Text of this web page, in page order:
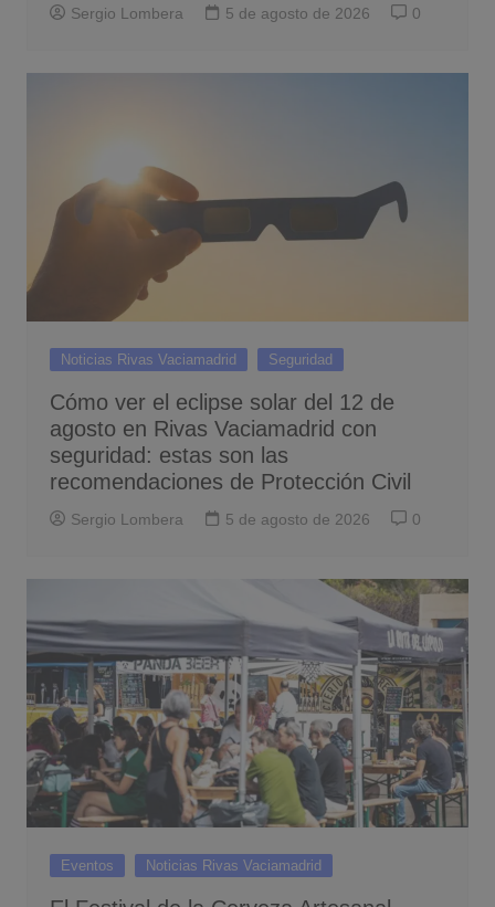
Sergio Lombera 5 de agosto de 2026 0
Noticias Rivas Vaciamadrid Seguridad
Cómo ver el eclipse solar del 12 de
agosto en Rivas Vaciamadrid con
seguridad: estas son las
recomendaciones de Protección Civil
Sergio Lombera 5 de agosto de 2026 0
Eventos Noticias Rivas Vaciamadrid